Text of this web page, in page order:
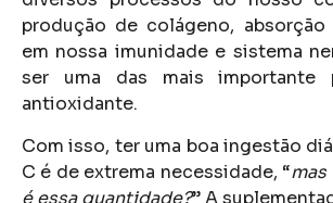
produção de colágeno,
em nossa imunidade e sistema
ser uma das mais importante
antioxidante.
Com isso, ter uma boa ingestão
C é de extrema necessidade, “mas
é essa quantidade?” A